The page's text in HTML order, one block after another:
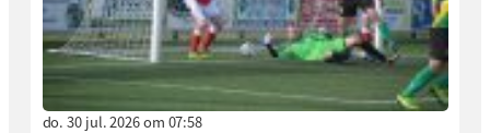
do. 30 jul. 2026 om 07:58